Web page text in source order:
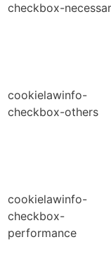
checkbox-
cookielawinfo-
checkbox-others
cookielawinfo-
checkbox-
performance